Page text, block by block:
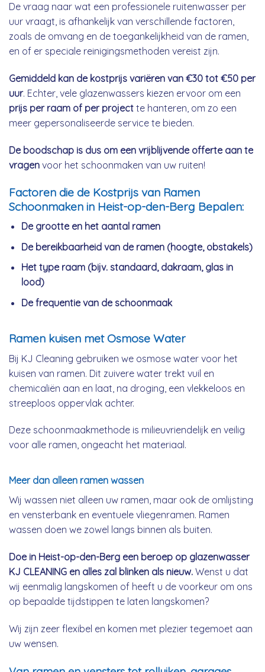
De vraag naar wat een professionele ruitenwasser per
uur vraagt, is afhankelijk van verschillende factoren,
zoals de omvang en de toegankelijkheid van de ramen,
en of er speciale reinigingsmethoden vereist zijn.
Gemiddeld kan de kostprijs variëren van €30 tot €50 per
uur. Echter, vele glazenwassers kiezen ervoor om een
prijs per raam of per project te hanteren, om zo een
meer gepersonaliseerde service te bieden.
De boodschap is dus om een vrijblijvende offerte aan te
vragen voor het schoonmaken van uw ruiten!
Factoren die de Kostprijs van Ramen
Schoonmaken in Heist-op-den-Berg Bepalen:
De grootte en het aantal ramen
De bereikbaarheid van de ramen (hoogte, obstakels)
Het type raam (bijv. standaard, dakraam, glas in
lood)
De frequentie van de schoonmaak
Ramen kuisen met Osmose Water
Bij KJ Cleaning gebruiken we osmose water voor het
kuisen van ramen. Dit zuivere water trekt vuil en
chemicaliën aan en laat, na droging, een vlekkeloos en
streeploos oppervlak achter.
Deze schoonmaakmethode is milieuvriendelijk en veilig
voor alle ramen, ongeacht het materiaal.
Meer dan alleen ramen wassen
Wij wassen niet alleen uw ramen, maar ook de omlijsting
en vensterbank en eventuele vliegenramen. Ramen
wassen doen we zowel langs binnen als buiten.
Doe in Heist-op-den-Berg een beroep op glazenwasser
KJ CLEANING en alles zal blinken als nieuw. Wenst u dat
wij eenmalig langskomen of heeft u de voorkeur om ons
op bepaalde tijdstippen te laten langskomen?
Wij zijn zeer flexibel en komen met plezier tegemoet aan
uw wensen.